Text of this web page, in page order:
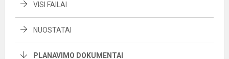
VISI FAILAI
NUOSTATAI
PLANAVIMO DOKUMENTAI